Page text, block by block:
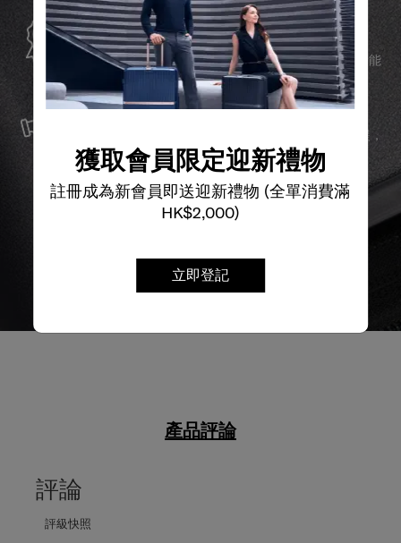
獲取會員限定迎新禮物
註冊成為新會員即送迎新禮物 (全單消費滿
HK$2,000)
立即登記
全球保修
Samsonite承諾提供全球保修服務，確保您的旅行裝備能
夠長久伴隨您身邊。
服務與維修
我們以最優質的物料製造產品，並提供可靠的服務支援，
確保無論任何情況，您的旅程始終領先一步。
產品評論
評論
評級快照